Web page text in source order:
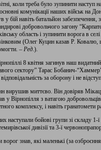
коли треба було зупинити наступ
комунікації наших військ на
у бій навіть батальйон
добровольчого загону
область і зупинити ворога в
(Олег Куцин казав Р. Ковалю,
– Ред.).
8 квітня загинув наш
сектору” Тарас Бобанич-
відповідальність за оборону і не
вирушив миттєво. Він довіряв
у Вірнопілля з ватагою
комплексу, і навіть
наступали бойові групи зі складу 1-ї
дивізії та 3-ї
ворог знав, які маленькі (за